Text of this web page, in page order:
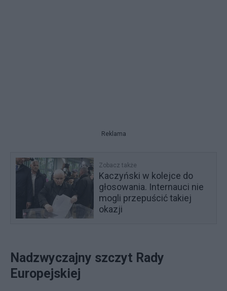
Reklama
Zobacz także
Kaczyński w kolejce do
głosowania. Internauci nie
mogli przepuścić takiej
okazji
Nadzwyczajny szczyt Rady
Europejskiej